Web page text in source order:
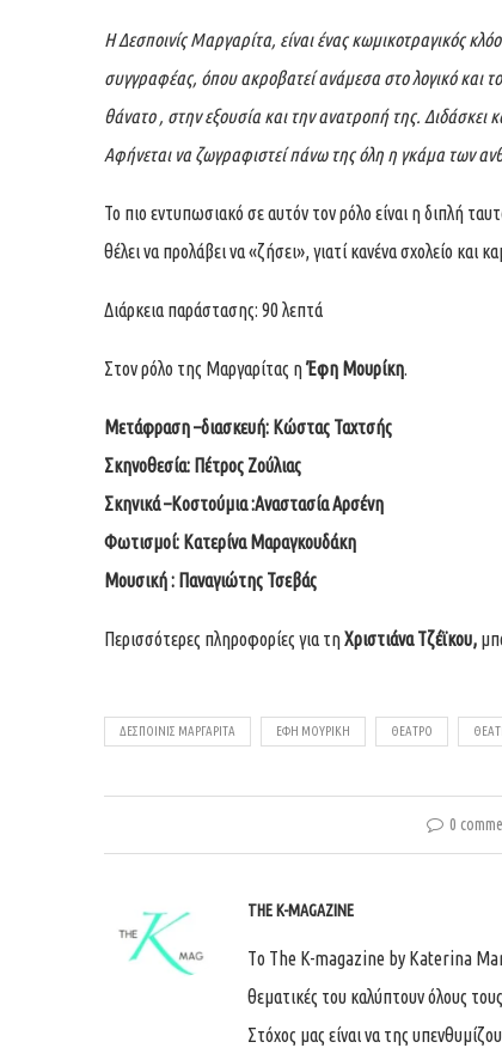
Η Δεσποινίς Μαργαρίτα, είναι ένας κωμικοτραγικός
συγγραφέας, όπου ακροβατεί ανάμεσα στο λογικό και
θάνατο , στην εξουσία και την ανατροπή της. Διδάσκει
Αφήνεται να ζωγραφιστεί πάνω της όλη η γκάμα των
Το πιο εντυπωσιακό σε αυτόν τον ρόλο είναι η διπλή
θέλει να προλάβει να «ζήσει», γιατί κανένα σχολείο και
Διάρκεια παράστασης: 90 λεπτά
Στον ρόλο της Μαργαρίτας ηΈφη Μουρίκη.
Μετάφραση –διασκευή: Κώστας Ταχτσής
Σκηνοθεσία: Πέτρος Ζούλιας
Σκηνικά –Κοστούμια :Αναστασία Αρσένη
Φωτισμοί: Κατερίνα Μαραγκουδάκη
Μουσική : Παναγιώτης Τσεβάς
Περισσότερες πληροφορίες για τηΧριστιάνα Τζέϊκου,
ΔΕΣΠΟΙΝΊΣ ΜΑΡΓΑΡΊΤΑ ΈΦΗ ΜΟΥΡΊΚΗ ΘΈΑΤΡΟ
0
THE K-MAGAZINE
Tο The K-magazine by Katerina
θεματικές του καλύπτουν όλους
Στόχος μας είναι να της